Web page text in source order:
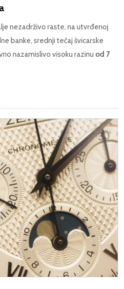
nezadrživo raste, na utvrđenoj
banke, srednji tečaj švicarske
nazamislivo visoku razinu od 7